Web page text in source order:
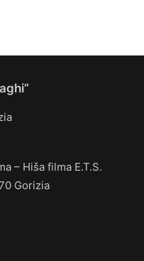
– Hiša filma E.T.S.
Gorizia